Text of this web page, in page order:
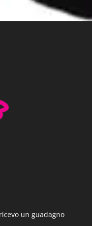
un guadagno